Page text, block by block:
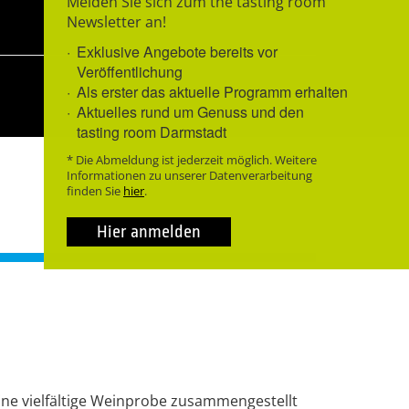
vielfältige Weinprobe zusammengestellt
Newsletter an!
Exklusive Angebote bereits vor
Veröffentlichung
Als erster das aktuelle Programm erhalten
Aktuelles rund um Genuss und den
tasting room Darmstadt
* Die Abmeldung ist jederzeit möglich. Weitere
Informationen zu unserer Datenverarbeitung
finden Sie hier.
Hier anmelden